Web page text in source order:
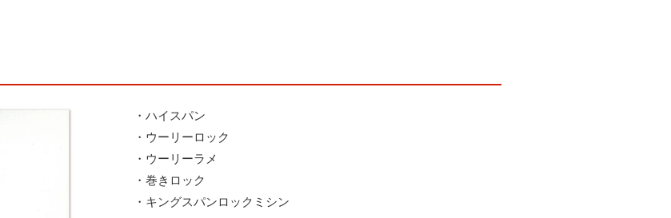
・ハイスパン
・ウーリーロック
・ウーリーラメ
・巻きロック
・キングスパンロックミシン